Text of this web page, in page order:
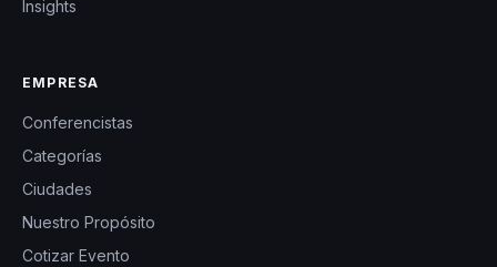
Insights
EMPRESA
Conferencistas
Categorías
Ciudades
Nuestro Propósito
Cotizar Evento